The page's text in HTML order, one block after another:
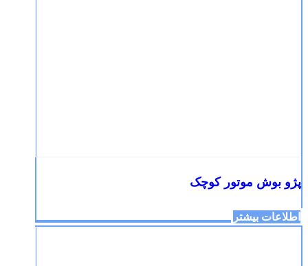
پژو بوش موتور کوچک
اطلاعات بیشتر